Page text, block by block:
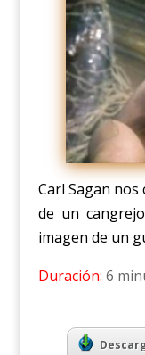
Carl Sagan
de un
imagen de un
Duración: 6